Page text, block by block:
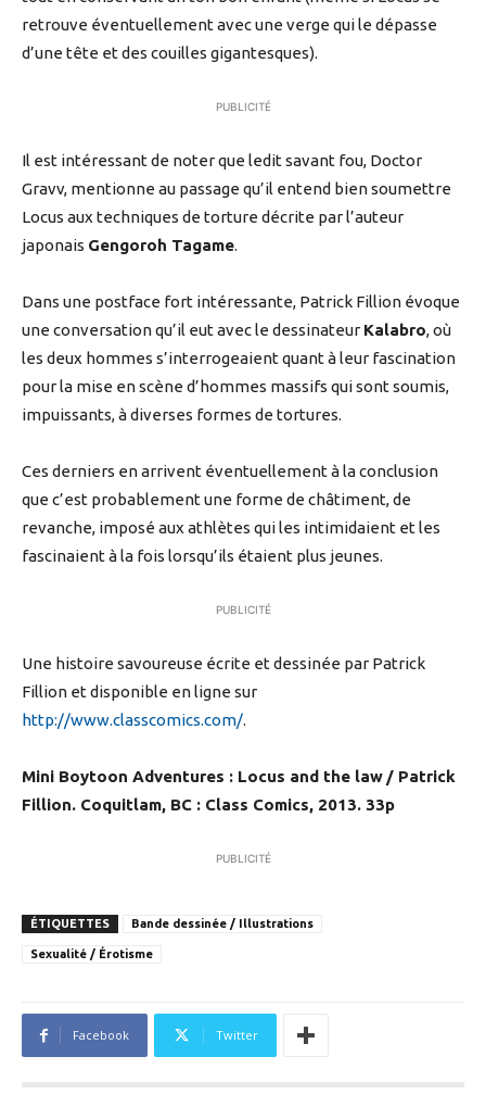
retrouve éventuellement avec une verge qui le dépasse
d’une tête et des couilles gigantesques).
PUBLICITÉ
Il est intéressant de noter que ledit savant fou, Doctor
Gravv, mentionne au passage qu’il entend bien soumettre
Locus aux techniques de torture décrite par l’auteur
japonais Gengoroh Tagame.
Dans une postface fort intéressante, Patrick Fillion évoque
une conversation qu’il eut avec le dessinateur Kalabro, où
les deux hommes s’interrogeaient quant à leur fascination
pour la mise en scène d’hommes massifs qui sont soumis,
impuissants, à diverses formes de tortures.
Ces derniers en arrivent éventuellement à la conclusion
que c’est probablement une forme de châtiment, de
revanche, imposé aux athlètes qui les intimidaient et les
fascinaient à la fois lorsqu’ils étaient plus jeunes.
PUBLICITÉ
Une histoire savoureuse écrite et dessinée par Patrick
Fillion et disponible en ligne sur
http://www.classcomics.com/.
Mini Boytoon Adventures : Locus and the law / Patrick
Fillion. Coquitlam, BC : Class Comics, 2013. 33p
PUBLICITÉ
ÉTIQUETTES Bande dessinée / Illustrations
Sexualité / Érotisme
Facebook Twitter